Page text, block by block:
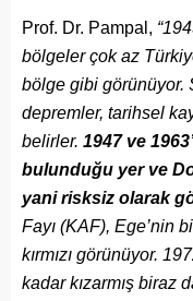
Prof. Dr. Pampal,
bölgeler çok az
bölge gibi görünüyor.
depremler, tarihsel
belirler. 1947 ve
bulunduğu yer ve
yani risksiz olarak
Fayı (KAF), Ege’nin
kırmızı görünüyor.
kadar kızarmış biraz